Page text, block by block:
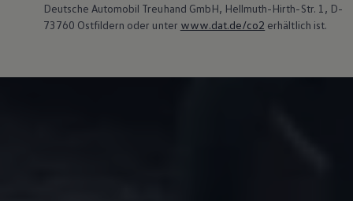
Deutsche Automobil Treuhand GmbH, Hellmuth-Hirth-Str. 1, D-
73760 Ostfildern oder unter www.dat.de/co2 erhältlich ist.